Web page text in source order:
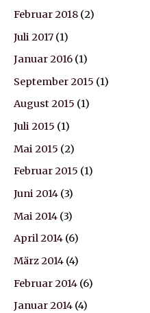
Februar 2018 (2)
Juli 2017 (1)
Januar 2016 (1)
September 2015 (1)
August 2015 (1)
Juli 2015 (1)
Mai 2015 (2)
Februar 2015 (1)
Juni 2014 (3)
Mai 2014 (3)
April 2014 (6)
März 2014 (4)
Februar 2014 (6)
Januar 2014 (4)